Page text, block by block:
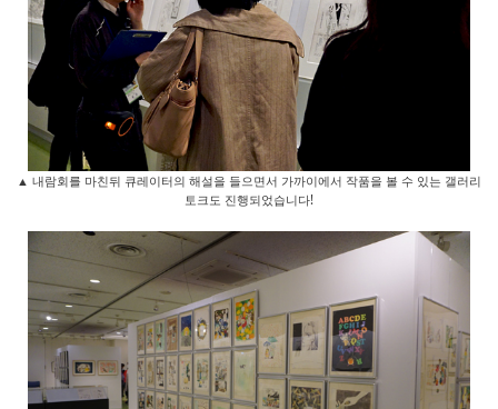
▲ 내람회를 마친뒤 큐레이터의 해설을 들으면서 가까이에서 작품을 볼 수 있는 갤러리
토크도 진행되었습니다!